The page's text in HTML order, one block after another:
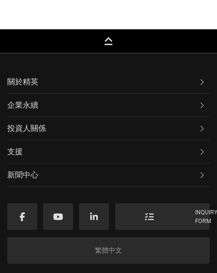
keyboard_capslock
關於精英
企業永續
投資人關係
支援
新聞中心
FORM
繁體中文